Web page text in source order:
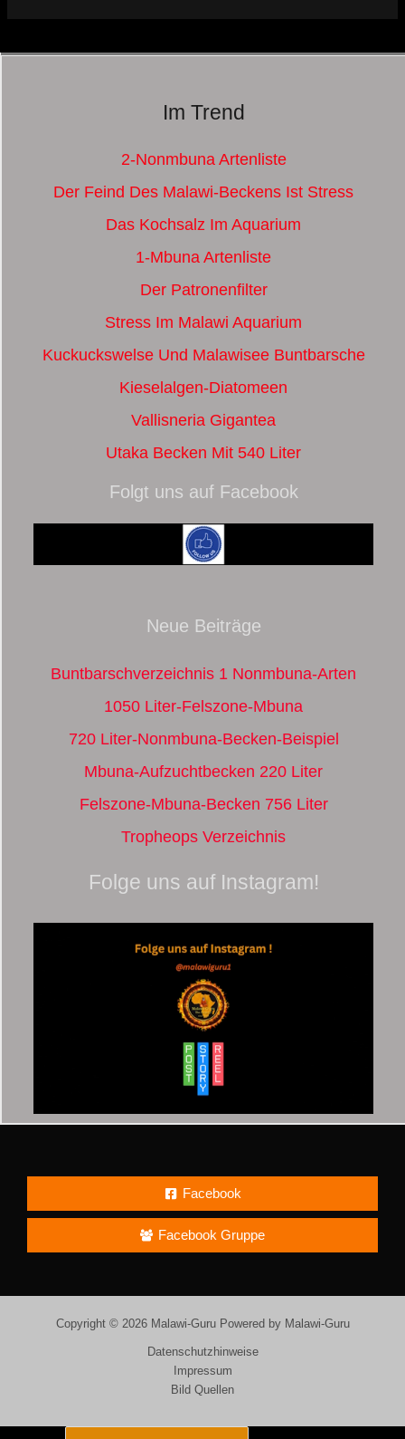
Im Trend
2-Nonmbuna Artenliste
Der Feind Des Malawi-Beckens Ist Stress
Das Kochsalz Im Aquarium
1-Mbuna Artenliste
Der Patronenfilter
Stress Im Malawi Aquarium
Kuckuckswelse Und Malawisee Buntbarsche
Kieselalgen-Diatomeen
Vallisneria Gigantea
Utaka Becken Mit 540 Liter
Folgt uns auf Facebook
Neue Beiträge
Buntbarschverzeichnis 1 Nonmbuna-Arten
1050 Liter-Felszone-Mbuna
720 Liter-Nonmbuna-Becken-Beispiel
Mbuna-Aufzuchtbecken 220 Liter
Felszone-Mbuna-Becken 756 Liter
Tropheops Verzeichnis
Folge uns auf Instagram!
Facebook
Facebook Gruppe
Copyright © 2026 Malawi-Guru Powered by Malawi-Guru
Datenschutzhinweise
Impressum
Bild Quellen